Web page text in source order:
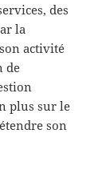
des
la
activité
de
plus sur le
son